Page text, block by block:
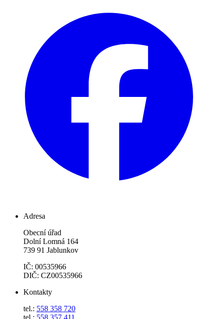
Adresa
Obecní úřad
Dolní Lomná 164
739 91 Jablunkov
IČ: 00535966
DIČ: CZ00535966
Kontakty
tel.: 558 358 720
tel.: 558 357 411